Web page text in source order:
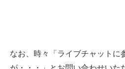
なお、時々「ライブチャットに